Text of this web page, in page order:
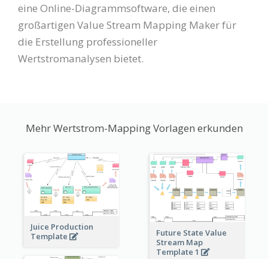
eine Online-Diagrammsoftware, die einen
großartigen Value Stream Mapping Maker für
die Erstellung professioneller
Wertstromanalysen bietet.
Mehr Wertstrom-Mapping Vorlagen erkunden
Juice Production
Template
Future State Value
Stream Map
Template 1